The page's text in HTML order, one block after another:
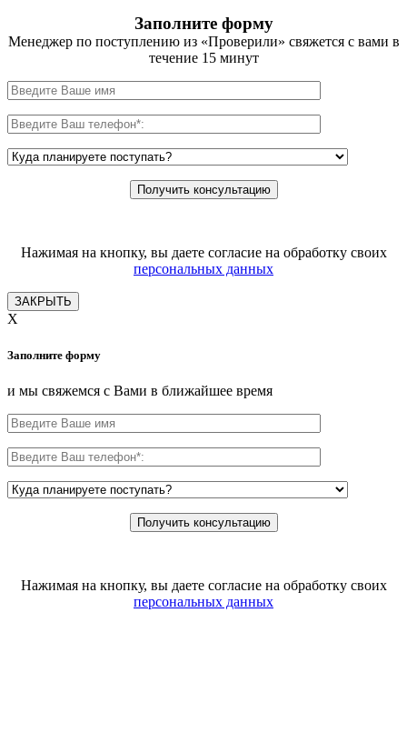
Заполните форму
Менеджер по поступлению из «Проверили» свяжется с вами в
течение 15 минут
Нажимая на кнопку, вы даете согласие на обработку своих
персональных данных
ЗАКРЫТЬ
X
Заполните форму
и мы свяжемся с Вами в ближайшее время
Нажимая на кнопку, вы даете согласие на обработку своих
персональных данных